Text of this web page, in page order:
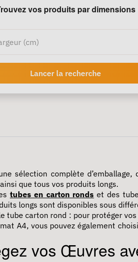
vos produits par dimensions
Lancer la recherche
sélection complète
que tous vos produits longs.
tubes en carton ronds et des
longs sont disponibles sous
tube carton rond : pour protéger
A4, vous pouvez également
vos Œuvres